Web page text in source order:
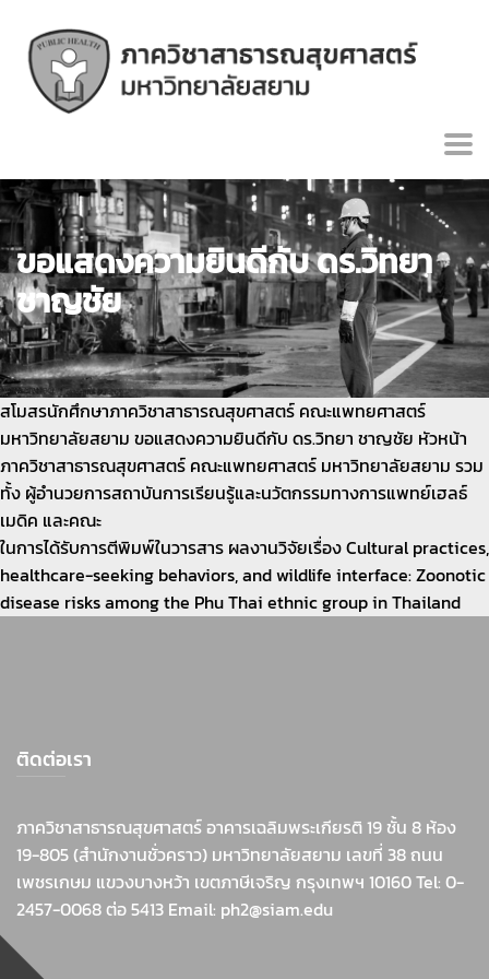
ขอแสดงความยินดีกับ ดร.วิทยา
ชาญชัย
สโมสรนักศึกษาภาควิชาสาธารณสุขศาสตร์ คณะแพทยศาสตร์
มหาวิทยาลัยสยาม ขอแสดงความยินดีกับ ดร.วิทยา ชาญชัย หัวหน้า
ภาควิชาสาธารณสุขศาสตร์ คณะแพทยศาสตร์ มหาวิทยาลัยสยาม รวม
ทั้ง ผู้อำนวยการสถาบันการเรียนรู้และนวัตกรรมทางการแพทย์เฮลธ์
เมดิค และคณะ
ในการได้รับการตีพิมพ์ในวารสาร ผลงานวิจัยเรื่อง Cultural practices,
healthcare-seeking behaviors, and wildlife interface: Zoonotic
disease risks among the Phu Thai ethnic group in Thailand
ติดต่อเรา
ภาควิชาสาธารณสุขศาสตร์ อาคารเฉลิมพระเกียรติ 19 ชั้น 8 ห้อง
19-805 (สำนักงานชั่วคราว) มหาวิทยาลัยสยาม เลขที่ 38 ถนน
เพชรเกษม แขวงบางหว้า เขตภาษีเจริญ กรุงเทพฯ 10160 Tel: 0-
2457-0068 ต่อ 5413 Email: ph2@siam.edu